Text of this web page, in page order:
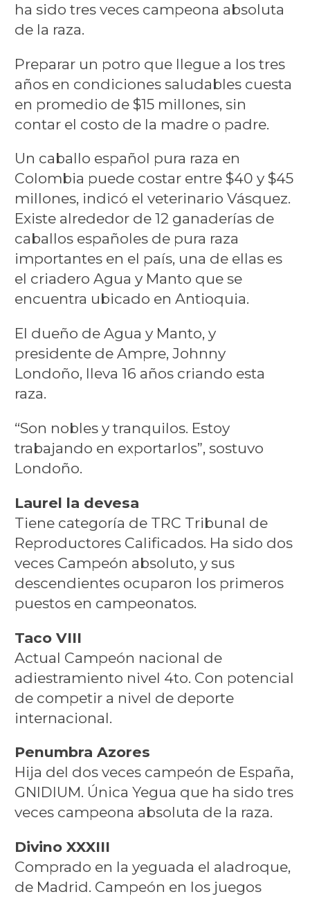
ha sido tres veces campeona absoluta
de la raza.
Preparar un potro que llegue a los tres
años en condiciones saludables cuesta
en promedio de $15 millones, sin
contar el costo de la madre o padre.
Un caballo español pura raza en
Colombia puede costar entre $40 y $45
millones, indicó el veterinario Vásquez.
Existe alrededor de 12 ganaderías de
caballos españoles de pura raza
importantes en el país, una de ellas es
el criadero Agua y Manto que se
encuentra ubicado en Antioquia.
El dueño de Agua y Manto, y
presidente de Ampre, Johnny
Londoño, lleva 16 años criando esta
raza.
“Son nobles y tranquilos. Estoy
trabajando en exportarlos”, sostuvo
Londoño.
Laurel la devesa
Tiene categoría de TRC Tribunal de
Reproductores Calificados. Ha sido dos
veces Campeón absoluto, y sus
descendientes ocuparon los primeros
puestos en campeonatos.
Taco VIII
Actual Campeón nacional de
adiestramiento nivel 4to. Con potencial
de competir a nivel de deporte
internacional.
Penumbra Azores
Hija del dos veces campeón de España,
GNIDIUM. Única Yegua que ha sido tres
veces campeona absoluta de la raza.
Divino XXXIII
Comprado en la yeguada el aladroque,
de Madrid. Campeón en los juegos